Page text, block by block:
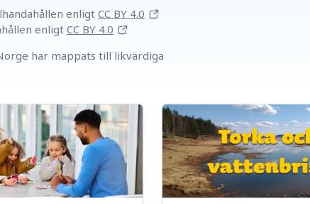
enligt CC BY 4.0
enligt CC BY 4.0
har mappats till likvärdiga